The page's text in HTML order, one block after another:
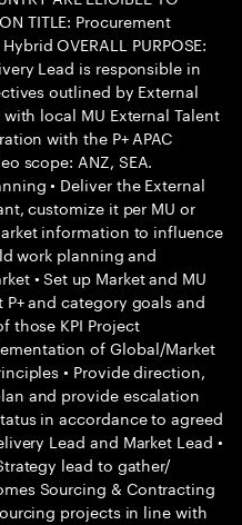
TITLE: Procurement
OVERALL PURPOSE:
Lead is responsible in
outlined by External
local MU External Talent
with the P+ APAC
scope: ANZ, SEA.
• Deliver the External
customize it per MU or
information to influence
work planning and
• Set up Market and MU
and category goals and
those KPI Project
of Global/Market
• Provide direction,
and provide escalation
in accordance to agreed
Lead and Market Lead •
lead to gather/
Sourcing & Contracting
projects in line with